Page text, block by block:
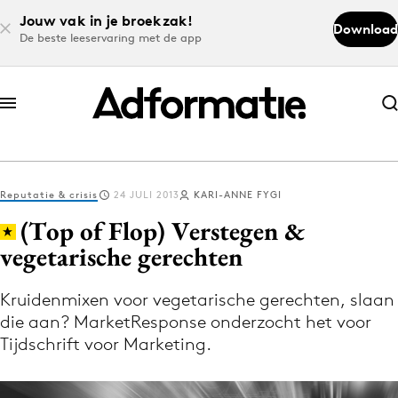
Jouw vak in je broekzak!
De beste leeservaring met de app
Download
Abonneer nu
Abonneer nu
Log in
Download de app
Volg het laatste nieuws via de Adformatie
Nieuws app
Reputatie & crisis 24 JULI 2013 KARI-ANNE FYGI
(Top of Flop) Verstegen &
vegetarische gerechten
Kruidenmixen voor vegetarische gerechten, slaan
die aan? MarketResponse onderzocht het voor
Tijdschrift voor Marketing.